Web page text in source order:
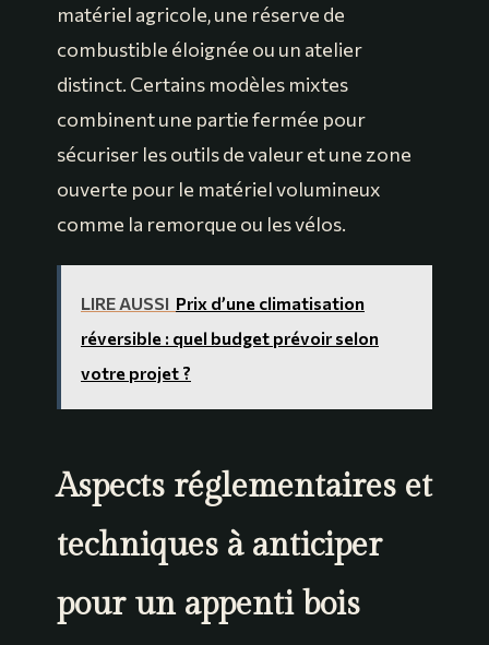
matériel agricole, une réserve de
combustible éloignée ou un atelier
distinct. Certains modèles mixtes
combinent une partie fermée pour
sécuriser les outils de valeur et une zone
ouverte pour le matériel volumineux
comme la remorque ou les vélos.
LIRE AUSSI Prix d’une climatisation
réversible : quel budget prévoir selon
votre projet ?
Aspects réglementaires et
techniques à anticiper
pour un appenti bois